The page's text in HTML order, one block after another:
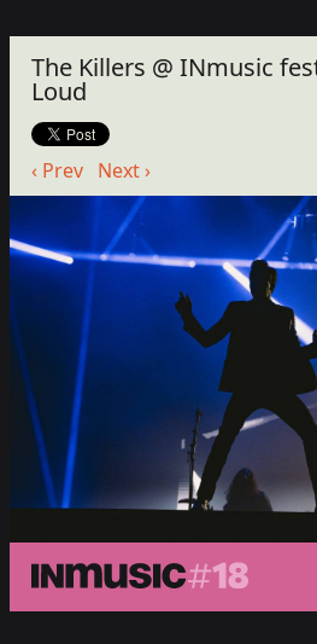
The Killers @ INmusic
Loud
‹ Prev Next ›